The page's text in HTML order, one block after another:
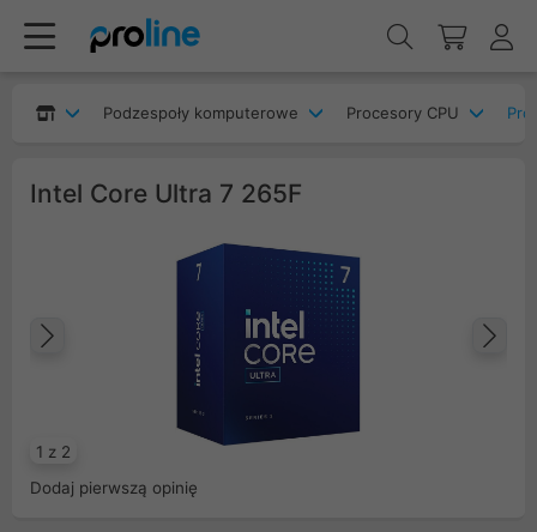
Podzespoły komputerowe Procesory CPU
Intel Core Ultra 7 265F
1 z 2
Poprzedni
Dodaj pierwszą opinię